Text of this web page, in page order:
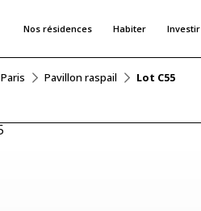
Nos résidences Habiter Investir
Paris Pavillon raspail Lot C55